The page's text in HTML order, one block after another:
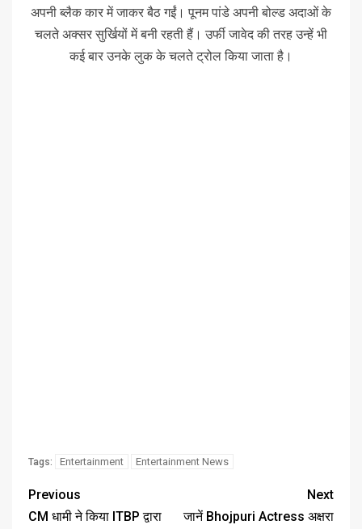
अपनी ब्लैक कार में जाकर बैठ गईं। पूनम पांडे अपनी बोल्ड अदाओं के
चलते अक्सर सुर्खियों में बनी रहती हैं। उर्फी जावेद की तरह उन्हें भी
कई बार उनके लुक के चलते ट्रोल किया जाता है।
Tags: Entertainment Entertainment News
Previous
CM धामी ने किया ITBP द्वारा
Next
जानें Bhojpuri Actress अक्षरा